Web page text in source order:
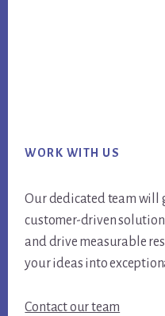
WORK WITH US
Our dedicated team will
customer-driven
and drive measurable
your ideas into
Contact our team